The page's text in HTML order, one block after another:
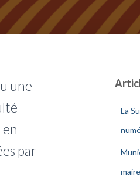
une
par
La